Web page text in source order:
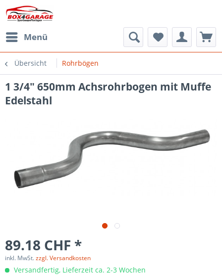
Menü
Übersicht Rohrbögen
1 3/4" 650mm Achsrohrbogen mit Muffe
Edelstahl
89.18 CHF *
inkl. MwSt.zzgl. Versandkosten
Versandfertig, Lieferzeit ca. 2-3 Wochen